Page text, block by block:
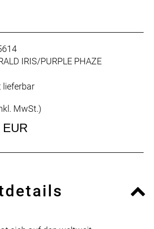
IRIS/PURPLE PHAZE
lieferbar
MwSt.)